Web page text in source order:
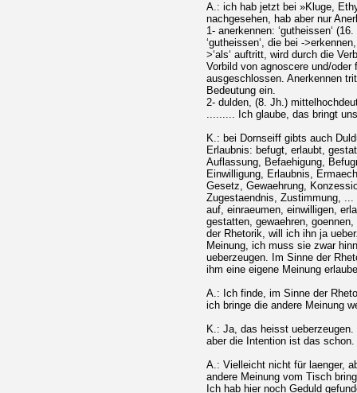
A.: ich hab jetzt bei »Kluge,
nachgesehen, hab aber nur
1- anerkennen: ‘gutheissen‘
‘gutheissen‘, die bei -
>‘als‘ auftritt, wird durch die
Vorbild von agnoscere und/
ausgeschlossen. Anerkennen
Bedeutung ein.
2- dulden, (8. Jh.)
......... Ich glaube, das bringt
K.: bei Dornseiff gibts auch
Erlaubnis: befugt, erlaubt,
Auflassung, Befaehigung,
Einwilligung, Erlaubnis,
Gesetz, Gewaehrung,
Zugestaendnis, Zustimmung,
auf, einraeumen, einwilligen,
gestatten, gewaehren,
der Rhetorik, will ich ihn ja
Meinung, ich muss sie zwar
ueberzeugen. Im Sinne der
ihm eine eigene Meinung
A.: Ich finde, im Sinne der
ich bringe die andere Meinung
K.: Ja, das heisst
aber die Intention ist das schon.
A.: Vielleicht nicht für laenger,
andere Meinung vom Tisch
Ich hab hier noch Geduld